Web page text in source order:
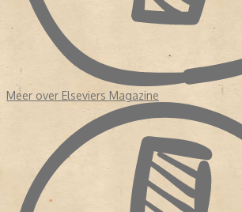
Meer over Elseviers Magazine